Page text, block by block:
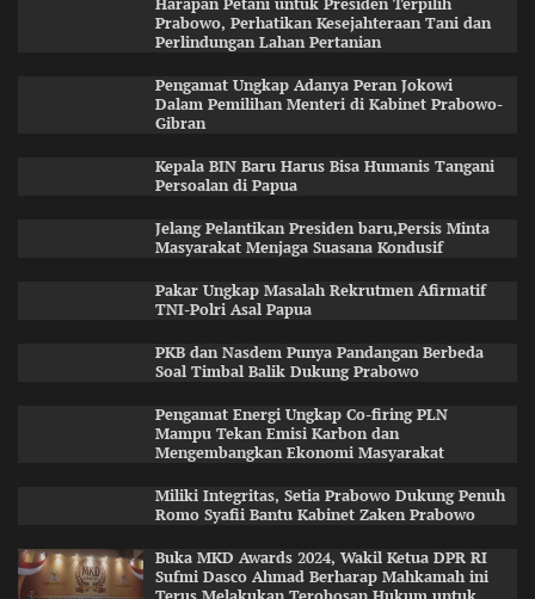
Harapan Petani untuk Presiden Terpilih
Prabowo, Perhatikan Kesejahteraan Tani dan
Perlindungan Lahan Pertanian
Pengamat Ungkap Adanya Peran Jokowi
Dalam Pemilihan Menteri di Kabinet Prabowo-
Gibran
Kepala BIN Baru Harus Bisa Humanis Tangani
Persoalan di Papua
Jelang Pelantikan Presiden baru,Persis Minta
Masyarakat Menjaga Suasana Kondusif
Pakar Ungkap Masalah Rekrutmen Afirmatif
TNI-Polri Asal Papua
PKB dan Nasdem Punya Pandangan Berbeda
Soal Timbal Balik Dukung Prabowo
Pengamat Energi Ungkap Co-firing PLN
Mampu Tekan Emisi Karbon dan
Mengembangkan Ekonomi Masyarakat
Miliki Integritas, Setia Prabowo Dukung Penuh
Romo Syafii Bantu Kabinet Zaken Prabowo
Buka MKD Awards 2024, Wakil Ketua DPR RI
Sufmi Dasco Ahmad Berharap Mahkamah ini